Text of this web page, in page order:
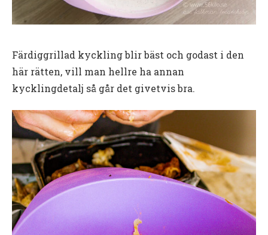
Färdiggrillad kyckling blir bäst och godast i den
här rätten, vill man hellre ha annan
kycklingdetalj så går det givetvis bra.